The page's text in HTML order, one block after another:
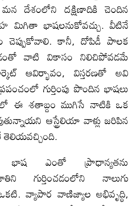
మన దేశంలోని దక్షిణాదికి చెందిన
భాషలనుకోవచ్చు. వీటినే
చెప్పుకోవాలి. కానీ, దోపిడీ పాలక
వాటి వికాసం నిలిచిపోవడమే
ఆవిర్భావం, విస్తరణతో అవి
గుర్తింపు పొందిన భాషలు
ఈ శతాబ్దం ముగిసే నాటికి ఒక
ఆస్ట్రేలియా వాళ్లు జరిపిన
ఎంతో ప్రాధాన్యతను
గుర్తించడంలోని నాలుగు
వ్యాపార వాణిజ్యాల అభివృద్ధి,